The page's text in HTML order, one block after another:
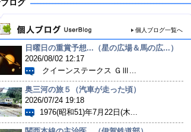
ログ
個人ブログ一覧へ
日曜日の重賞予想...（星の広場＆馬の広...）
2026/08/02 12:17
クイーンステークス ＧⅢ...
奥三河の旅５（汽車が走った頃）
2026/07/24 19:18
1976(昭和51)年7月22日(木...